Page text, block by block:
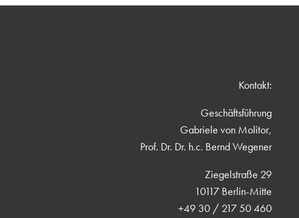
Kontakt:
Geschäftsführung
Gabriele von Molitor,
Prof. Dr. Dr. h.c. Bernd Wegener
Ziegelstraße 29
10117 Berlin-Mitte
+49 30 / 217 50 460